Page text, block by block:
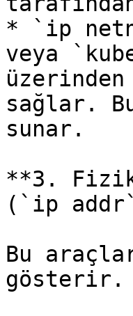
* `ip
veya
sağlar.
sunar.
**3.
(`ip
Bu
gösterir.